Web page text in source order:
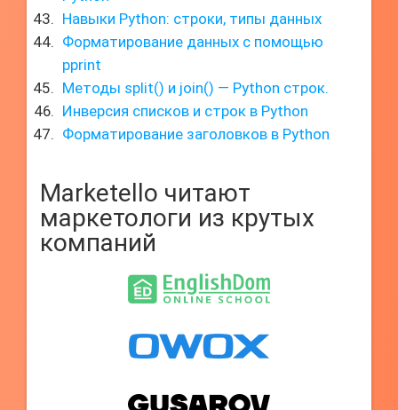
Навыки Python: строки, типы данных
Форматирование данных с помощью
pprint
Методы split() и join() — Python строк.
Инверсия списков и строк в Python
Форматирование заголовков в Python
Marketello читают
маркетологи из крутых
компаний